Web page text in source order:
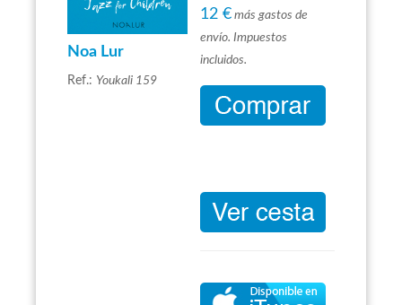
Noa Lur
Ref.: Youkali 159
12 € más gastos de
envío. Impuestos
incluidos.